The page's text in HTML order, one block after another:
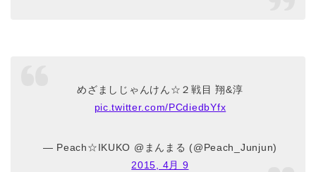
めざましじゃんけん☆２戦目 翔&淳
pic.twitter.com/PCdiedbYfx
— Peach☆IKUKO @まんまる (@Peach_Junjun)
2015, 4月 9